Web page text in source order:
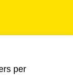
per